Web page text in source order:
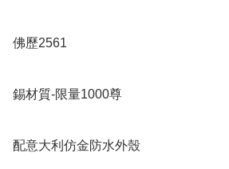
佛歷2561
錫材質-限量1000尊
配意大利仿金防水外殼